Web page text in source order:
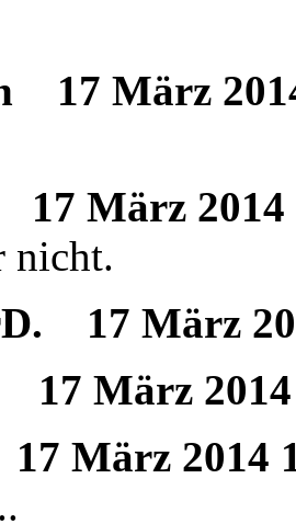
17 März
17 März 2014
nicht.
17 März
17 März
17 März 2014